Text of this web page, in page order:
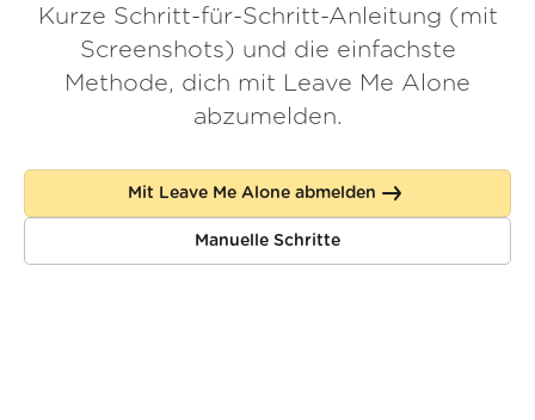
Do-not-disturb Über uns
Login
Kurze Schritt-für-Schritt-Anleitung (mit
Screenshots) und die einfachste
Methode, dich mit Leave Me Alone
abzumelden.
Mit Leave Me Alone abmelden
Manuelle Schritte